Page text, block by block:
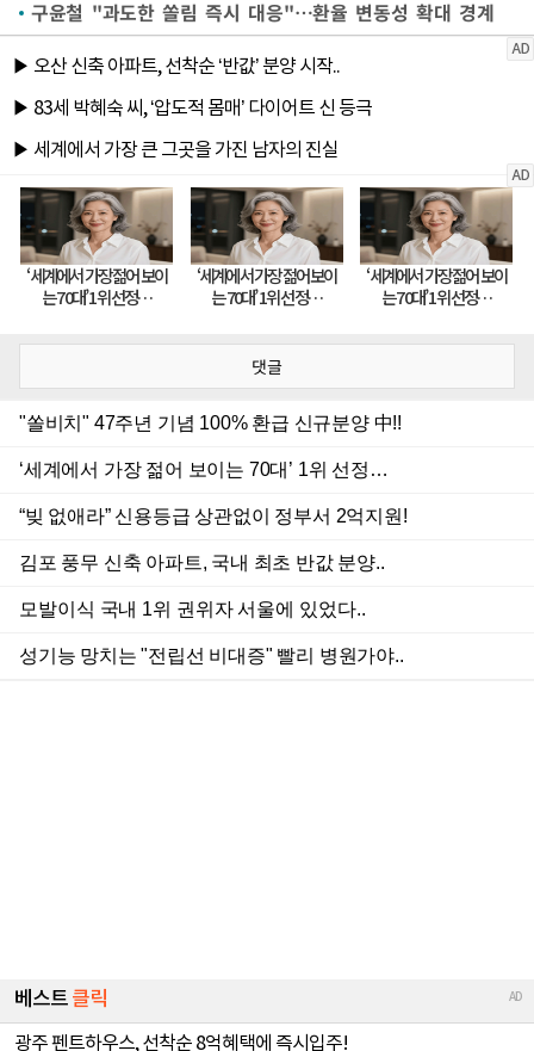
구윤철 "과도한 쏠림 즉시 대응"…환율 변동성 확대 경계
댓글